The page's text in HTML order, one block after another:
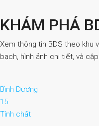
KHÁM PHÁ
Xem thông tin BDS theo khu
bạch, hình ảnh chi tiết, và
Bình Dương
15
Tính chất